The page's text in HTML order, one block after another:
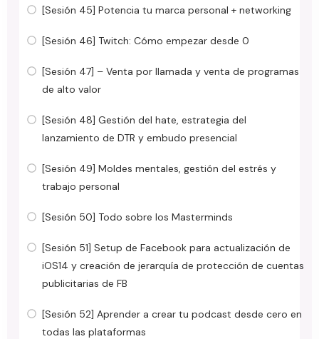
[Sesión 45] Potencia tu marca personal + networking
[Sesión 46] Twitch: Cómo empezar desde 0
[Sesión 47] – Venta por llamada y venta de programas
de alto valor
[Sesión 48] Gestión del hate, estrategia del
lanzamiento de DTR y embudo presencial
[Sesión 49] Moldes mentales, gestión del estrés y
trabajo personal
[Sesión 50] Todo sobre los Masterminds
[Sesión 51] Setup de Facebook para actualización de
iOS14 y creación de jerarquía de protección de cuentas
publicitarias de FB
[Sesión 52] Aprender a crear tu podcast desde cero en
todas las plataformas